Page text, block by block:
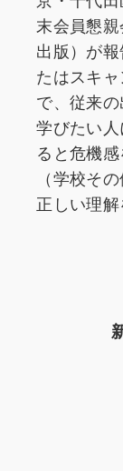
末会員懇
出版）が
たはスキ
で、従来
学びたい
ると危機
（学校そ
正しい理解